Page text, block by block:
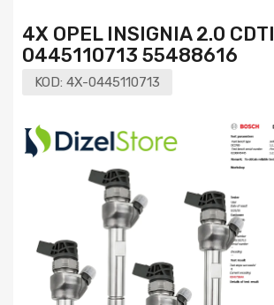
4X OPEL INSIGNIA 2.0 CDTI
0445110713 55488616
KOD: 4X-0445110713